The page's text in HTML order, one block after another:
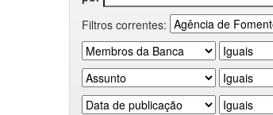
Filtros correntes: